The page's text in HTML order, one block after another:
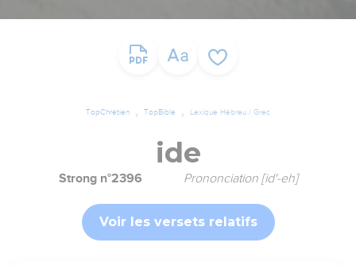
TopChrétien TopBible Lexique Hébreu / Grec
ide
Strong n°2396 Prononciation [id'-eh]
Voir les versets relatifs